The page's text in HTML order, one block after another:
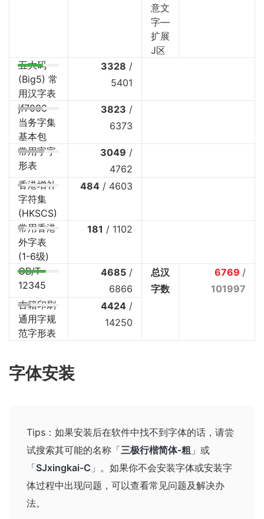
意文
字—
扩展
J区
五大码
(Big5) 常
用汉字表
3328 /
5401
jf7000
当务字集
基本包
3823 /
6373
常用字字
形表
3049 /
4762
香港增补
字符集
(HKSCS)
484 / 4603
常用香港
外字表
(1-6级)
181 / 1102
GB/T
12345
4685 /
6866
总汉
字数
6769 /
101997
古籍印刷
通用字规
范字形表
4424 /
14250
字体安装
Tips：如果安装后在软件中找不到字体的话，请尝
试搜索其可能的名称 「三极行楷简体-粗 」或
「SJxingkai-C 」 。如果你不会安装字体或安装字
体过程中出现问题，可以查看常见问题及解决办
法。